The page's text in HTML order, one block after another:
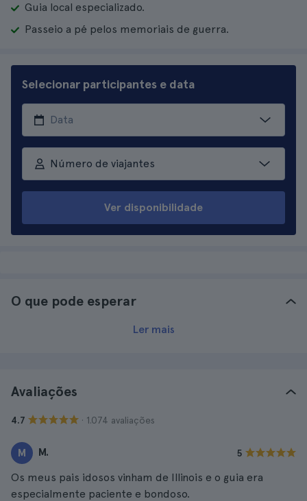
Guia local especializado.
Passeio a pé pelos memoriais de guerra.
Selecionar participantes e data
Número de viajantes
Ver disponibilidade
O que pode esperar
Ler mais
Avaliações
4.7 · 1.074 avaliações
M M. 5
Os meus pais idosos vinham de Illinois e o guia era
especialmente paciente e bondoso.